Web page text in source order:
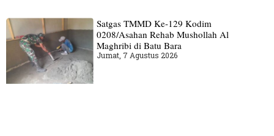
Satgas TMMD Ke-129 Kodim
0208/Asahan Rehab Mushollah Al
Maghribi di Batu Bara
Jumat, 7 Agustus 2026